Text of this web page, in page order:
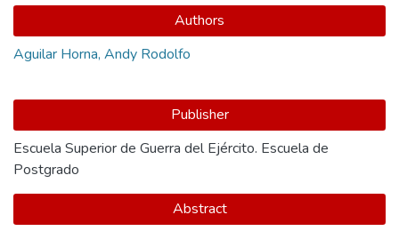
Authors
Aguilar Horna, Andy Rodolfo
Publisher
Escuela Superior de Guerra del Ejército. Escuela de
Postgrado
Abstract